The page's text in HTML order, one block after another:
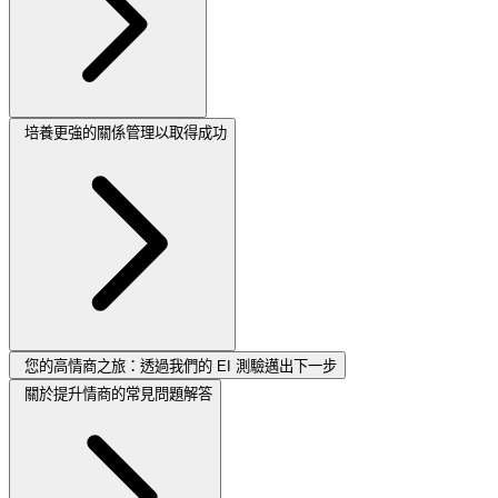
培養更強的關係管理以取得成功
您的高情商之旅：透過我們的 EI 測驗邁出下一步
關於提升情商的常見問題解答